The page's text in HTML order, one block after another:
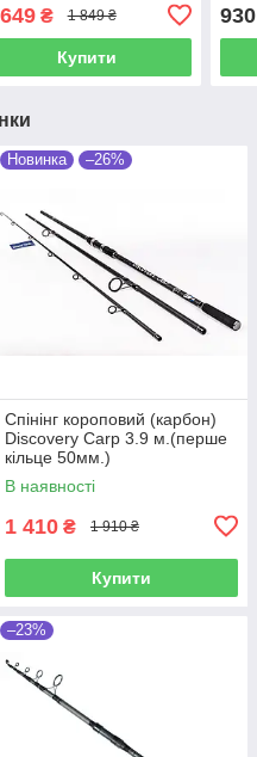
₴ 1 849 ₴
Купити
930
Новинка –26%
Спінінг короповий (карбон)
Discovery Carp 3.9 м.(перше
кільце 50мм.)
В наявності
1 410 ₴ 1 910 ₴
Купити
–23%